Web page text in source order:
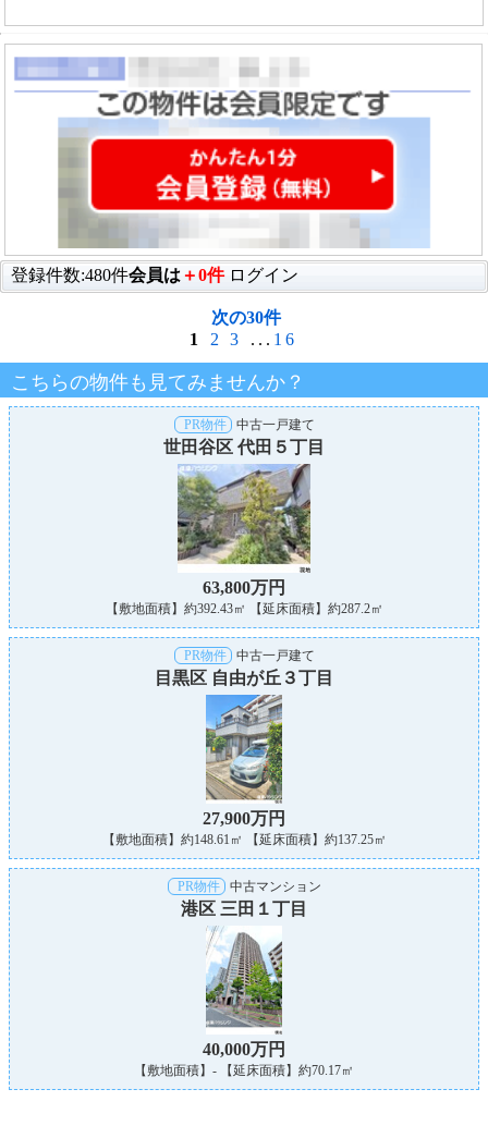
登録件数:480件会員は ＋0件 ログイン
次の30件
1
2 3 ... 16
こちらの物件も見てみませんか？
PR物件 中古一戸建て
世田谷区 代田５丁目
63,800万円
【敷地面積】約392.43㎡ 【延床面積】約287.2㎡
PR物件 中古一戸建て
目黒区 自由が丘３丁目
27,900万円
【敷地面積】約148.61㎡ 【延床面積】約137.25㎡
PR物件 中古マンション
港区 三田１丁目
40,000万円
【敷地面積】- 【延床面積】約70.17㎡